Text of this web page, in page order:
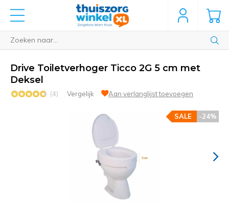
Drive Toiletverhoger Ticco 2G 5 cm met
Deksel
(4) Vergelijk Aan verlanglijst toevoegen
-24%
SALE